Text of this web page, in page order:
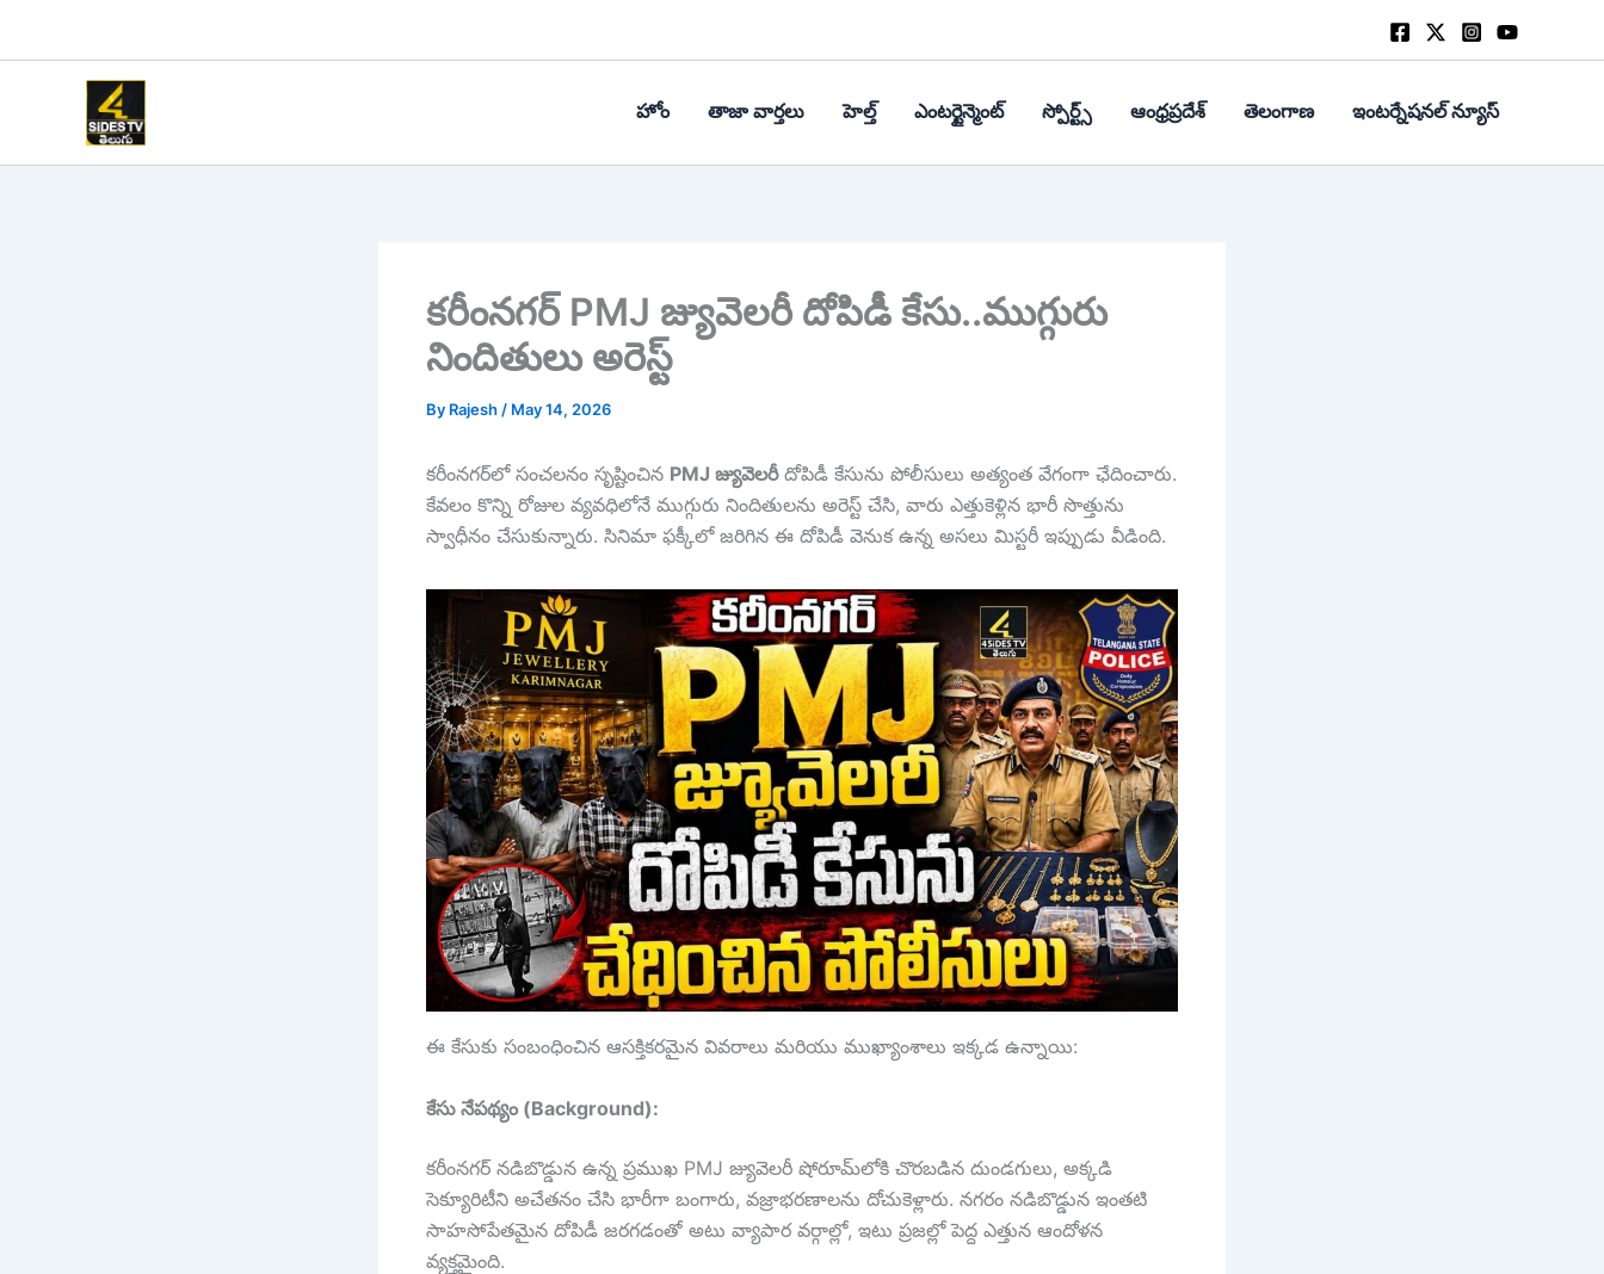
హోం తాజా వార్తలు హెల్త్‌ ఎంటర్టైన్మెంట్ స్పోర్ట్స్ ఆంధ్రప్రదేశ్ తెలంగాణ ఇంటర్నేషనల్ న్యూస్
కరీంనగర్ PMJ జ్యువెలరీ దోపిడీ కేసు..ముగ్గురు
నిందితులు అరెస్ట్
By Rajesh / May 14, 2026
కరీంనగర్‌లో సంచలనం సృష్టించిన PMJ జ్యువెలరీదోపిడీ కేసును పోలీసులు అత్యంత వేగంగా ఛేదించారు.
కేవలం కొన్ని రోజుల వ్యవధిలోనే ముగ్గురు నిందితులను అరెస్ట్ చేసి, వారు ఎత్తుకెళ్లిన భారీ సొత్తును
స్వాధీనం చేసుకున్నారు. సినిమా ఫక్కీలో జరిగిన ఈ దోపిడీ వెనుక ఉన్న అసలు మిస్టరీ ఇప్పుడు వీడింది.
ఈ కేసుకు సంబంధించిన ఆసక్తికరమైన వివరాలు మరియు ముఖ్యాంశాలు ఇక్కడ ఉన్నాయి:
కేసు నేపథ్యం (Background):
కరీంనగర్ నడిబొడ్డున ఉన్న ప్రముఖ PMJ జ్యువెలరీ షోరూమ్‌లోకి చొరబడిన దుండగులు, అక్కడి
సెక్యూరిటీని అచేతనం చేసి భారీగా బంగారు, వజ్రాభరణాలను దోచుకెళ్లారు. నగరం నడిబొడ్డున ఇంతటి
సాహసోపేతమైన దోపిడీ జరగడంతో అటు వ్యాపార వర్గాల్లో, ఇటు ప్రజల్లో పెద్ద ఎత్తున ఆందోళన
వ్యక్తమైంది.